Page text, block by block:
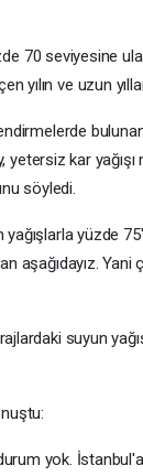
70 seviyesine
ve uzun
kar yağışı
söyledi.
yüzde
aşağıdayız. Yani
suyun
yok.